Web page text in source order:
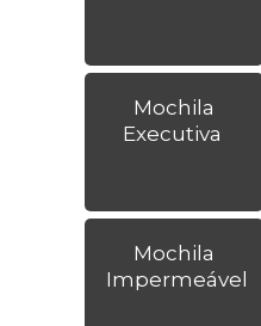
Mochila
Executiva
Mochila
Impermeável